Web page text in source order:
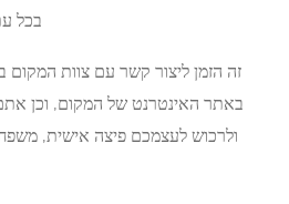
בכל עת וחוויה
הזמן ליצור קשר עם צוות המקום בטלפון
האינטרנט של המקום, וכן אתם מוזמנים
לעצמכם פיצה אישית, משפחתית או